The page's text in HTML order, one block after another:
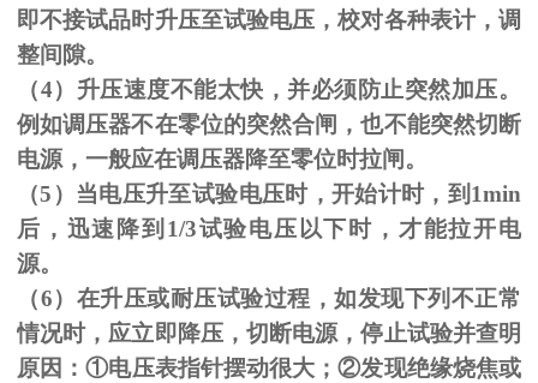
即不接试品时升压至试验电压，校对各种表计，调
整间隙。
（4）升压速度不能太快，并必须防止突然加压。
例如调压器不在零位的突然合闸，也不能突然切断
电源，一般应在调压器降至零位时拉闸。
（5 ）当电压升至试验电压时，开始计时，到 1min
后，迅速降到 1/3试验电压以下时，才能拉开电
源。
（6）在升压或耐压试验过程，如发现下列不正常
情况时，应立即降压，切断电源，停止试验并查明
原因：①电压表指针摆动很大；②发现绝缘烧焦或